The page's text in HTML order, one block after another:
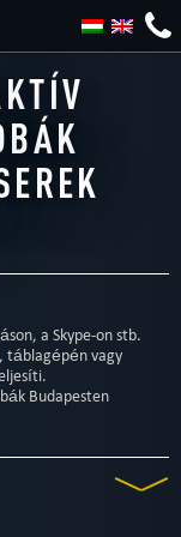
a Skype-on stb.
táblagépén vagy
Budapesten